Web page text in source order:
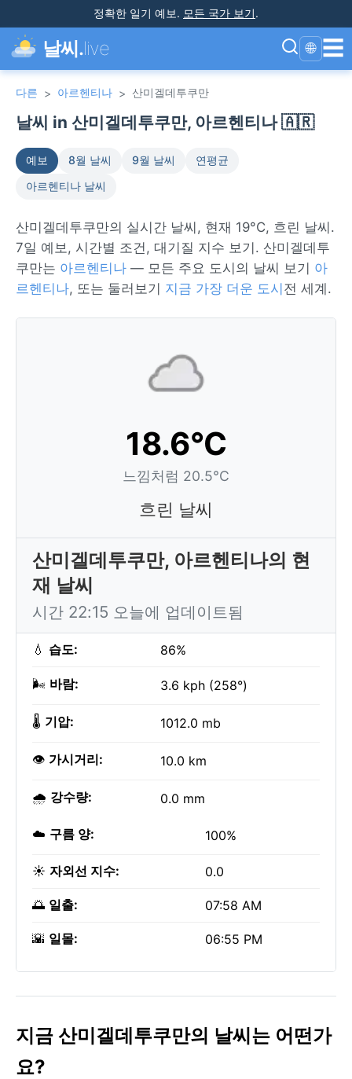
정확한 일기 예보. 모든 국가 보기.
날씨.live 🌐 ☰
다른 > 아르헨티나 > 산미겔데투쿠만
날씨 in 산미겔데투쿠만, 아르헨티나 🇦🇷
예보 8월 날씨 9월 날씨
연평균
아르헨티나 날씨
산미겔데투쿠만의 실시간 날씨, 현재 19°C, 흐린 날씨.
7일 예보, 시간별 조건, 대기질 지수 보기. 산미겔데투
쿠만는 아르헨티나 — 모든 주요 도시의 날씨 보기 아
르헨티나, 또는 둘러보기 지금 가장 더운 도시 전 세계.
18.6°C
느낌처럼 20.5°C
흐린 날씨
산미겔데투쿠만, 아르헨티나의 현
재 날씨
시간 22:15 오늘에 업데이트됨
💧 습도: 86%
🌬️ 바람: 3.6 kph (258°)
🌡️ 기압: 1012.0 mb
👁️ 가시거리: 10.0 km
🌧️ 강수량: 0.0 mm
☁️ 구름 양: 100%
☀️ 자외선 지수: 0.0
🌅 일출: 07:58 AM
🌇 일몰: 06:55 PM
지금 산미겔데투쿠만의 날씨는 어떤가
요?